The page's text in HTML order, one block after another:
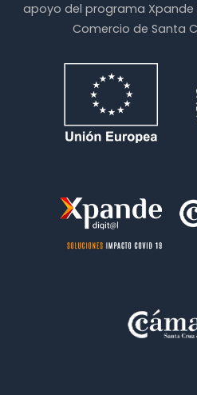
apoyo del programa
Comercio de Santa